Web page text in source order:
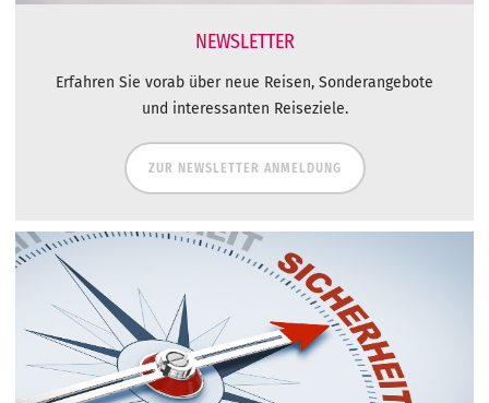
NEWSLETTER
Erfahren Sie vorab über neue Reisen, Sonderangebote
und interessanten Reiseziele.
ZUR NEWSLETTER ANMELDUNG